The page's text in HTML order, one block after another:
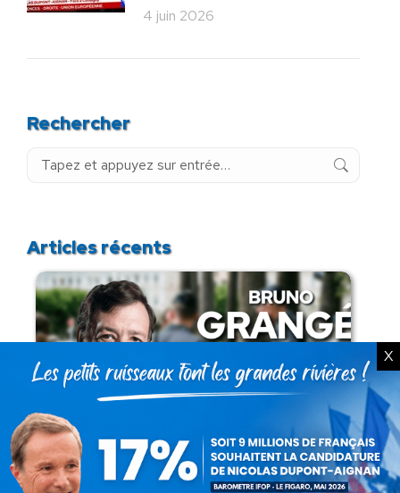
4 juin 2026
Rechercher
Recherche
Articles récents
Présomption de légitimité de l’usage des
armes par les forces de l’ordre
X